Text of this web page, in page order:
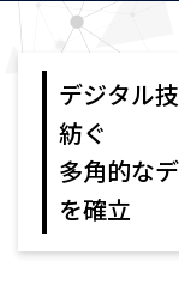
デジタル
紡ぐ
多角的な
を確立